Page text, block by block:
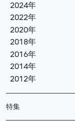
2024年
2022年
2020年
2018年
2016年
2014年
2012年
特集